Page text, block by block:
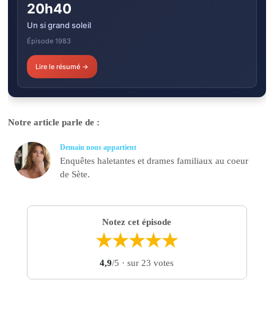
20h40
Un si grand soleil
Épisode 1983
Lire le résumé →
Notre article parle de :
Demain nous appartient
Enquêtes haletantes et drames familiaux au coeur
de Sète.
Notez cet épisode
★★★★★
4,9/5 · sur 23 votes